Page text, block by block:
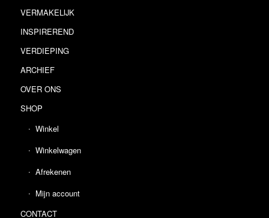
VERMAKELIJK
INSPIREREND
VERDIEPING
ARCHIEF
OVER ONS
SHOP
Winkel
Winkelwagen
Afrekenen
Mijn account
CONTACT